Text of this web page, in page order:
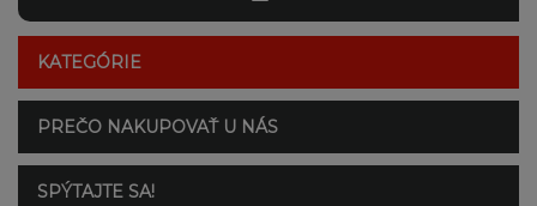
KATEGÓRIE
PREČO NAKUPOVAŤ U NÁS
SPÝTAJTE SA!